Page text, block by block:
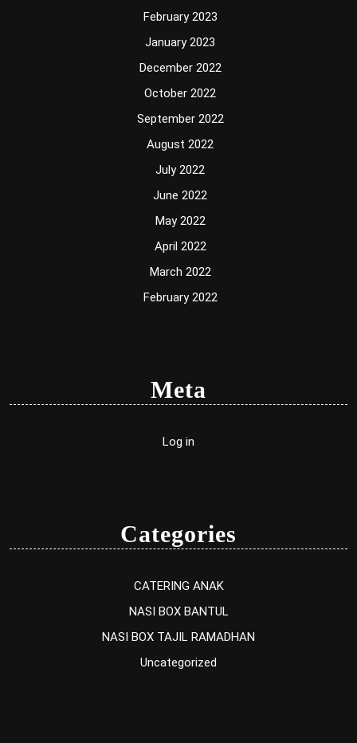
February 2023
January 2023
December 2022
October 2022
September 2022
August 2022
July 2022
June 2022
May 2022
April 2022
March 2022
February 2022
Meta
Log in
Categories
CATERING ANAK
NASI BOX BANTUL
NASI BOX TAJIL RAMADHAN
Uncategorized